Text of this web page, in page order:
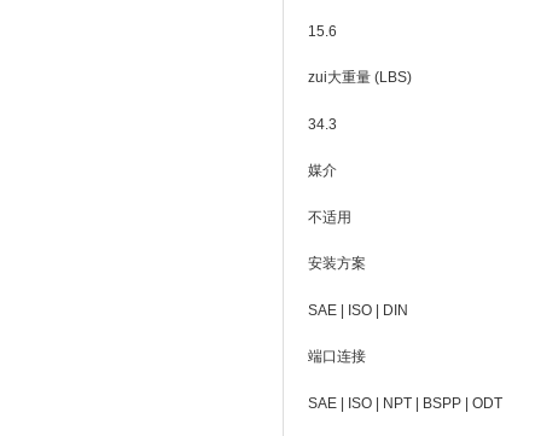
15.6
zui大重量 (LBS)
34.3
媒介
不适用
安装方案
SAE | ISO | DIN
端口连接
SAE | ISO | NPT | BSPP | ODT